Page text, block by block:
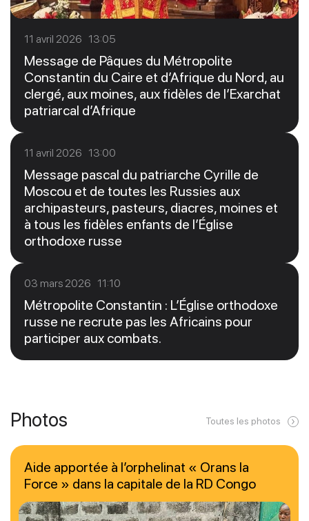
11 avril 2026 13:05
Message de Pâques du Métropolite
Constantin du Caire et d’Afrique du Nord, au
clergé, aux moines, aux fidèles de l’Exarchat
patriarcal d’Afrique
11 avril 2026 13:00
Message pascal du patriarche Cyrille de
Moscou et de toutes les Russies aux
archipasteurs, pasteurs, diacres, moines et
à tous les fidèles enfants de l’Église
orthodoxe russe
03 mars 2026 11:10
Métropolite Constantin : L’Église orthodoxe
russe ne recrute pas les Africains pour
participer aux combats.
Photos Toutes les photos
Aide apportée à l’orphelinat « Orans la
Force » dans la capitale de la RD Congo